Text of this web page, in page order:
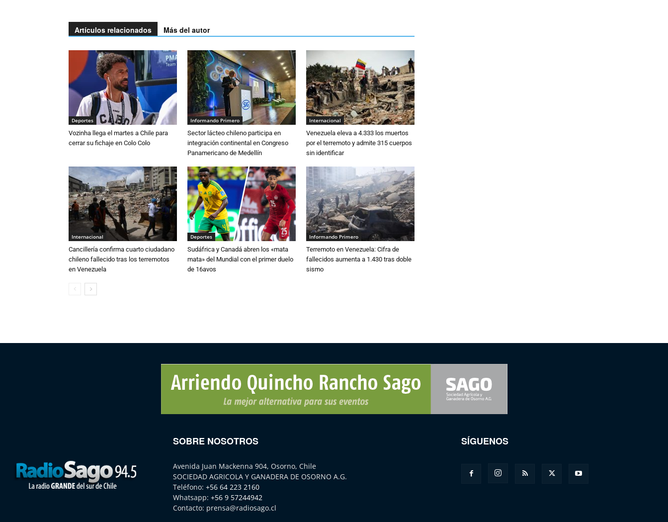
Artículos relacionados Más del autor
Deportes
Vozinha llega el martes a Chile para
cerrar su fichaje en Colo Colo
Informando Primero
Sector lácteo chileno participa en
integración continental en Congreso
Panamericano de Medellín
Internacional
Venezuela eleva a 4.333 los muertos
por el terremoto y admite 315 cuerpos
sin identificar
Internacional
Cancillería confirma cuarto ciudadano
chileno fallecido tras los terremotos
en Venezuela
Deportes
Sudáfrica y Canadá abren los «mata
mata» del Mundial con el primer duelo
de 16avos
Informando Primero
Terremoto en Venezuela: Cifra de
fallecidos aumenta a 1.430 tras doble
sismo
SOBRE NOSOTROS
Avenida Juan Mackenna 904, Osorno, Chile
SOCIEDAD AGRICOLA Y GANADERA DE OSORNO A.G.
Teléfono: +56 64 223 2160
Whatsapp: +56 9 57244942
Contacto: prensa@radiosago.cl
SÍGUENOS